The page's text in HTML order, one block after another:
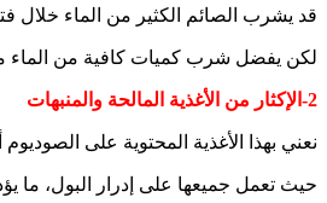
قد يشرب الصائم الكثير من الماء خلال
لكن يفضل شرب كميات كافية من الماء
2-الإكثار من الأغذية المالحة والمنبهات
نعني بهذا الأغذية المحتوية على
حيث تعمل جميعها على إدرار البول، ما